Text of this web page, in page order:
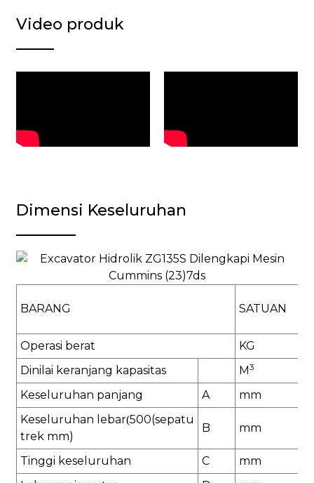
Video produk
Dimensi Keseluruhan
BARANG SATUAN
Operasi berat KG
Dinilai keranjang kapasitas M 3
Keseluruhan panjang A mm
Keseluruhan lebar(500(sepatu
trek mm)
B mm
Tinggi keseluruhan C mm